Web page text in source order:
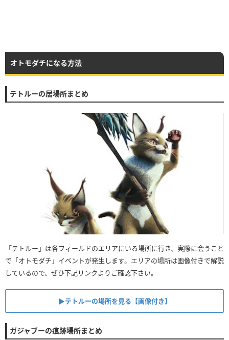
オトモダチになる方法
テトルーの居場所まとめ
「テトルー」は各フィールドのエリアにいる場所に行き、実際に会うこと
で「オトモダチ」イベントが発生します。エリアの場所は画像付きで解説
しているので、ぜひ下記リンクよりご確認下さい。
▶テトルーの場所を見る【画像付き】
ガジャブーの痕跡場所まとめ